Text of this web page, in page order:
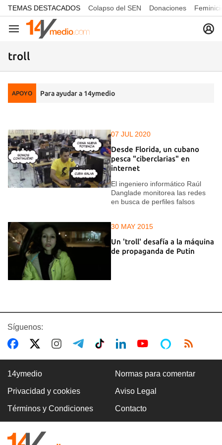
common.go-to-content
TEMAS DESTACADOS Colapso del SEN Donaciones
Navegación
troll
APOYO Para ayudar a 14ymedio
07 JUL 2020
Desde Florida, un cubano
pesca "ciberclarias" en
internet
El ingeniero informático Raúl
Danglade monitorea las redes
en busca de perfiles falsos
30 MAY 2015
Un 'troll' desafía a la máquina
de propaganda de Putin
Síguenos:
14ymedio Normas para comentar
Privacidad y cookies Aviso Legal
Términos y Condiciones Contacto